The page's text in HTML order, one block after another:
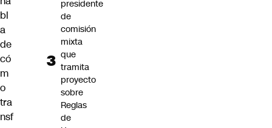
bl
a
de
có
m
o
tra
nsf
presidente
de
comisión
mixta
que
tramita
proyecto
sobre
Reglas
de